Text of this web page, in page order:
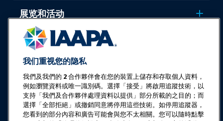
展览和活动
新闻与乐趣世界
教育
安全与保障
我们重视您的隐私
我們及我們的 2合作夥伴會在您的裝置上儲存和存取個人資料，
例如瀏覽資料或唯一識別碼。選擇「接受」將啟用追蹤技術，以
支持「我們及合作夥伴處理資料以提供」部分所載的之目的；而
選擇「全部拒絕」或撤銷同意將停用這些技術。如停用追蹤器，
您看到的部分內容和廣告可能會與您不太相關。您可以隨時點擊